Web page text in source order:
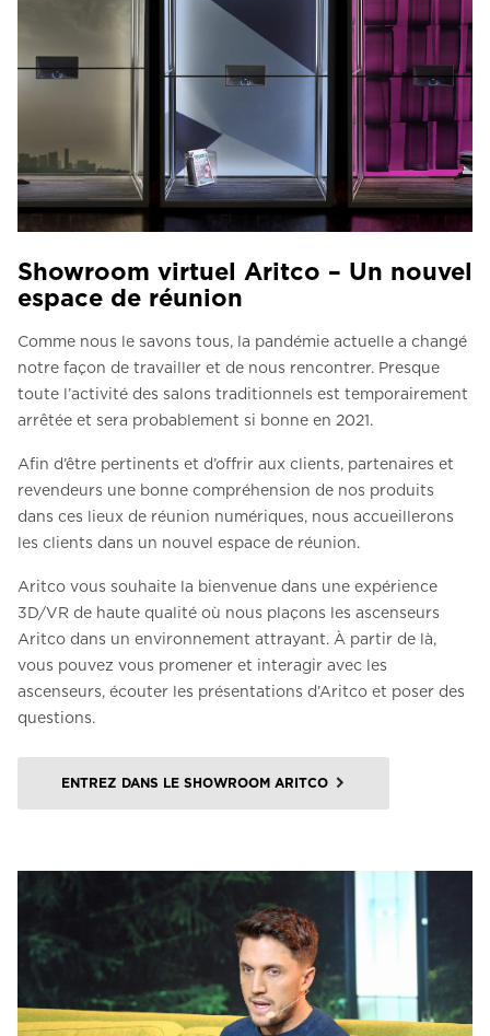
Showroom virtuel Aritco – Un nouvel
espace de réunion
Comme nous le savons tous, la pandémie actuelle a changé
notre façon de travailler et de nous rencontrer. Presque
toute l’activité des salons traditionnels est temporairement
arrêtée et sera probablement si bonne en 2021.
Afin d’être pertinents et d’offrir aux clients, partenaires et
revendeurs une bonne compréhension de nos produits
dans ces lieux de réunion numériques, nous accueillerons
les clients dans un nouvel espace de réunion.
Aritco vous souhaite la bienvenue dans une expérience
3D/VR de haute qualité où nous plaçons les ascenseurs
Aritco dans un environnement attrayant. À partir de là,
vous pouvez vous promener et interagir avec les
ascenseurs, écouter les présentations d’Aritco et poser des
questions.
ENTREZ DANS LE SHOWROOM ARITCO